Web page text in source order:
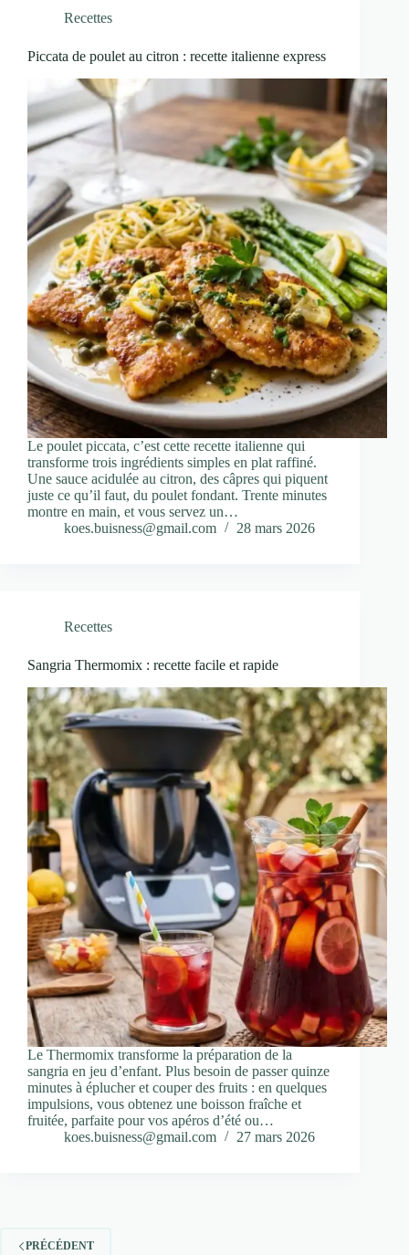
Recettes
Piccata de poulet au citron : recette italienne express
Le poulet piccata, c’est cette recette italienne qui
transforme trois ingrédients simples en plat raffiné.
Une sauce acidulée au citron, des câpres qui piquent
juste ce qu’il faut, du poulet fondant. Trente minutes
montre en main, et vous servez un…
koes.buisness@gmail.com
28 mars 2026
Recettes
Sangria Thermomix : recette facile et rapide
Le Thermomix transforme la préparation de la
sangria en jeu d’enfant. Plus besoin de passer quinze
minutes à éplucher et couper des fruits : en quelques
impulsions, vous obtenez une boisson fraîche et
fruitée, parfaite pour vos apéros d’été ou…
koes.buisness@gmail.com
27 mars 2026
PRÉCÉDENT